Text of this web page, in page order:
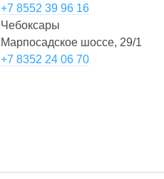
+7 8552 39 96 16
Чебоксары
Марпосадское шоссе, 29/1
+7 8352 24 06 70